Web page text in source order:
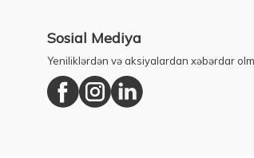
Sosial Mediya
Yeniliklərdən və aksiyalardan xəbərdar